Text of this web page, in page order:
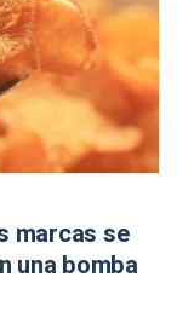
marcas se
una bomba